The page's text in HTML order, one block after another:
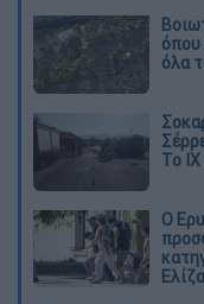
όπου
όλα
Το
Ο